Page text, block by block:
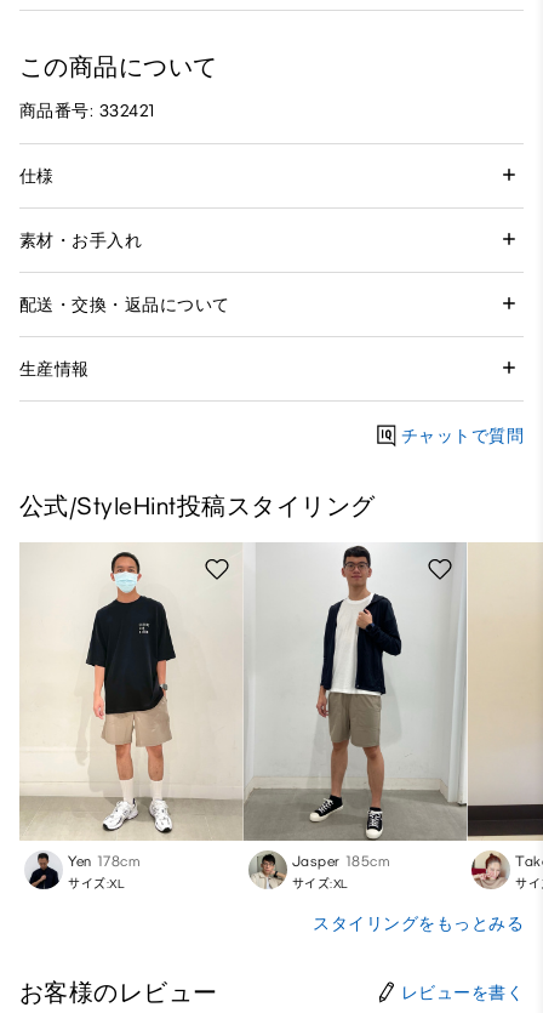
この商品について
商品番号: 332421
仕様
素材・お手入れ
配送・交換・返品について
生産情報
チャットで質問
公式/StyleHint投稿スタイリング
Yen 178cm
サイズ:XL
Jasper 185cm
サイズ:XL サイ
スタイリングをもっとみる
お客様のレビュー レビューを書く